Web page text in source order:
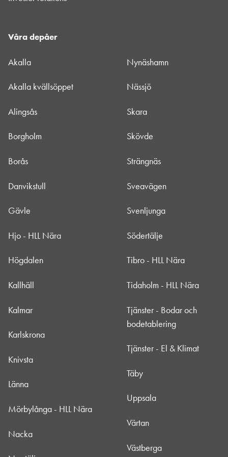
Våra depåer
Akalla
Akalla kvällsöppet
Alingsås
Borgholm
Borås
Danvikstull
Gävle
Hjo - HLL Nära
Högdalen
Kallhäll
Kalmar
Karlskrona
Knivsta
Länna
Mörbylånga - HLL Nära
Nacka
Nynäshamn
Nässjö
Skara
Skövde
Strängnäs
Sveavägen
Svenljunga
Södertälje
Tibro - HLL Nära
Tidaholm - HLL Nära
Tjänster - Bodar och
bodetablering
Tjänster - El & Klimat
Täby
Uppsala
Värtan
Västberga